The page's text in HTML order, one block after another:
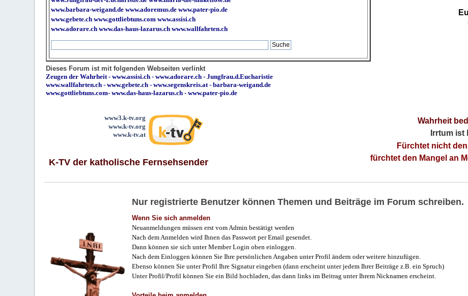
www.barbara-weigand.de www.adoremus.de www.pater-pio.de
www.gebete.ch www.gottliebtuns.com www.assisi.ch
www.adorare.ch www.das-haus-lazarus.ch www.wallfahrten.ch
Dieses Forum ist mit folgenden Webseiten verlinkt
Zeugen der Wahrheit -www.assisi.ch -www.adorare.ch -Jungfrau.d.Eucharistie
www.wallfahrten.ch -www.gebete.ch -www.segenskreis.at -barbara-weigand.de
www.gottliebtuns.com-www.das-haus-lazarus.ch - www.pater-pio.de
www3.k-tv.org
www.k-tv.org
www.k-tv.at
K-TV der katholische Fernsehsender
Wahrheit
Irrtum
Fürchtet nicht
fürchtet den Mangel an
Nur registrierte Benutzer können Themen und Beiträge im Forum schreiben.
Wenn Sie sich anmelden
Neuanmeldungen müssen erst vom Admin bestätigt werden
Nach dem Anmelden wird Ihnen das Passwort per Email gesendet.
Dann können sie sich unter Member Login oben einloggen.
Nach dem Einloggen können Sie Ihre persönlichen Angaben unter Profil ändern oder weitere hinzufügen.
Ebenso können Sie unter Profil Ihre Signatur eingeben (dann erscheint unter jedem Ihrer Beiträge z.B. ein Spruch)
Unter Profil/Profil können Sie ein Bild hochladen, das dann links im Beitrag unter Ihrem Nicknamen erscheint.